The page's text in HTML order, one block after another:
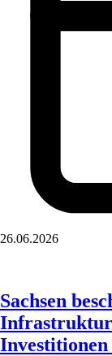
26.06.2026
Sachsen
Investitionen